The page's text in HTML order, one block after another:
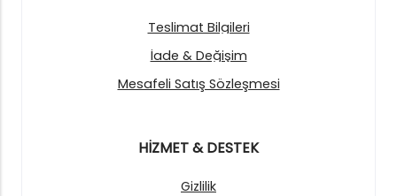
Teslimat Bilgileri
İade & Değişim
Mesafeli Satış Sözleşmesi
HİZMET & DESTEK
Gizlilik